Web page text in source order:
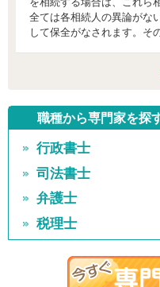
を相続する場合は、これら
全ては各相続人の異論がな
して保全がなされます。そ
職種から専門家を探
行政書士
司法書士
弁護士
税理士